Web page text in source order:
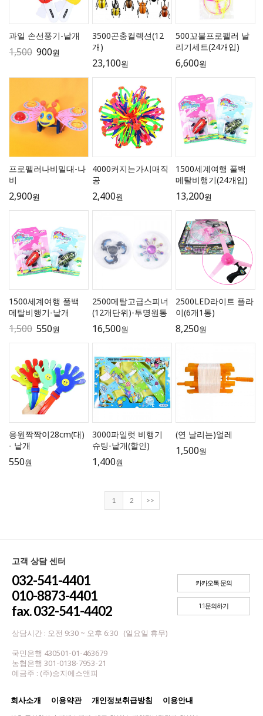
과일 손선풍기-낱개
1,500 900원
3500곤충컬렉션(12
개)
23,100원
500꼬불프로펠러 날
리기세트(24개입)
6,600원
프로펠러나비밀대-나
비
2,900원
4000커지는가시매직
공
2,400원
1500세계여행 풀백
메탈비행기(24개입)
13,200원
1500세계여행 풀백
메탈비행기-낱개
1,500 550원
2500메탈고급스피너
(12개단위)-투명원통
16,500원
2500LED라이트 플라
이(6개1통)
8,250원
응원짝짝이28cm(대)
- 낱개
550원
3000파일럿 비행기
슈팅-낱개(할인)
1,400원
(연 날리는)얼레
1,500원
1 2 >>
고객 상담 센터
032-541-4401
010-8873-4401
fax. 032-541-4402
상담시간 : 오전 9:30 ~ 오후 6:30 (일요일 휴무)
국민은행 430501-01-463679
농협은행 301-0138-7953-21
예금주 : (주)승지에스앤피
카카오톡 문의
1:1문의하기
회사소개 이용약관 개인정보취급방침 이용안내